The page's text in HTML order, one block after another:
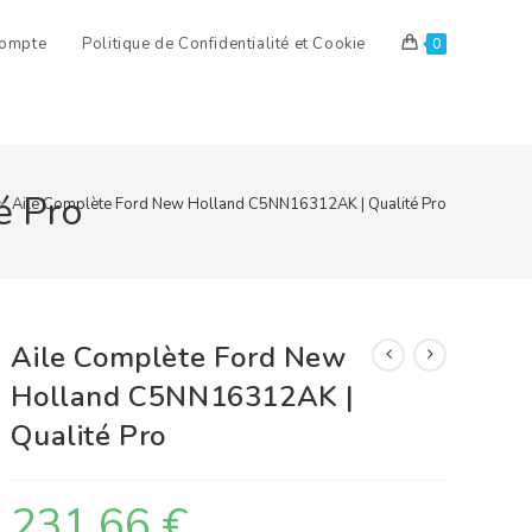
Politique de Confidentialité et Cookie 0
Pro
Aile Complète Ford New Holland C5NN16312AK | Qualité Pro
Aile Complète Ford New
Holland C5NN16312AK |
Qualité Pro